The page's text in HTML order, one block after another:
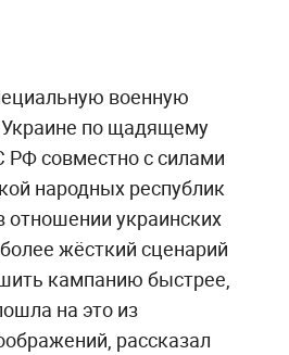
военную
по щадящему
РФ совместно с силами
народных республик
отношении украинских
жёсткий сценарий
кампанию быстрее,
на это из
рассказал